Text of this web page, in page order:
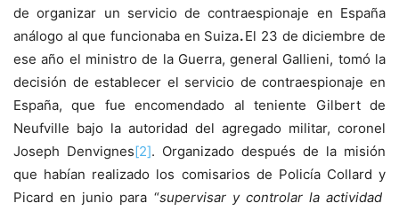
de organizar un servicio de contraespionaje en España
análogo al que funcionaba en Suiza.El 23 de diciembre de
ese año el ministro de la Guerra, general Gallieni, tomó la
decisión de establecer el servicio de contraespionaje en
España, que fue encomendado al teniente Gilbert de
Neufville bajo la autoridad del agregado militar, coronel
Joseph Denvignes[2]. Organizado después de la misión
que habían realizado los comisarios de Policía Collard y
Picard en junio para “supervisar y controlar la actividad